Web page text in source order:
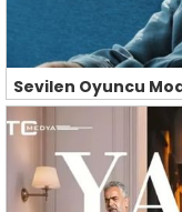
Sevilen Oyuncu